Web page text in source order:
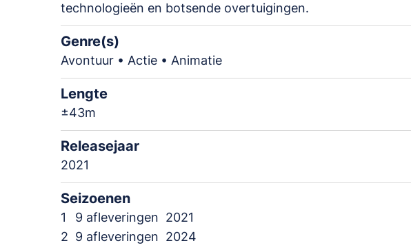
technologieën en botsende overtuigingen.
Genre(s)
Avontuur • Actie • Animatie
Lengte
±43m
Releasejaar
2021
Seizoenen
1 9 afleveringen 2021
2 9 afleveringen 2024